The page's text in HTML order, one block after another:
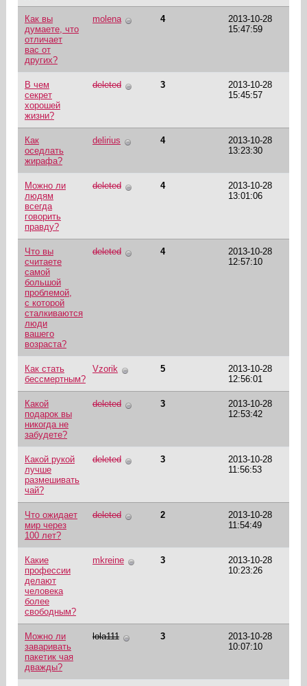
Как вы
думаете, что
отличает
вас от
других?
molena 4
2013-10-28
15:47:59
В чем
секрет
хорошей
жизни?
deleted 3
2013-10-28
15:45:57
Как
оседлать
жирафа?
delirius 4
2013-10-28
13:23:30
Можно ли
людям
всегда
говорить
правду?
deleted 4
2013-10-28
13:01:06
Что вы
считаете
самой
большой
проблемой,
с которой
сталкиваются
люди
вашего
возраста?
deleted 4
2013-10-28
12:57:10
Как стать
бессмертным?
Vzorik 5
2013-10-28
12:56:01
Какой
подарок вы
никогда не
забудете?
deleted 3
2013-10-28
12:53:42
Какой рукой
лучше
размешивать
чай?
deleted 3
2013-10-28
11:56:53
Что ожидает
мир через
100 лет?
deleted 2
2013-10-28
11:54:49
Какие
профессии
делают
человека
более
свободным?
mkreine 3
2013-10-28
10:23:26
Можно ли
заваривать
пакетик чая
дважды?
lola111 3
2013-10-28
10:07:10